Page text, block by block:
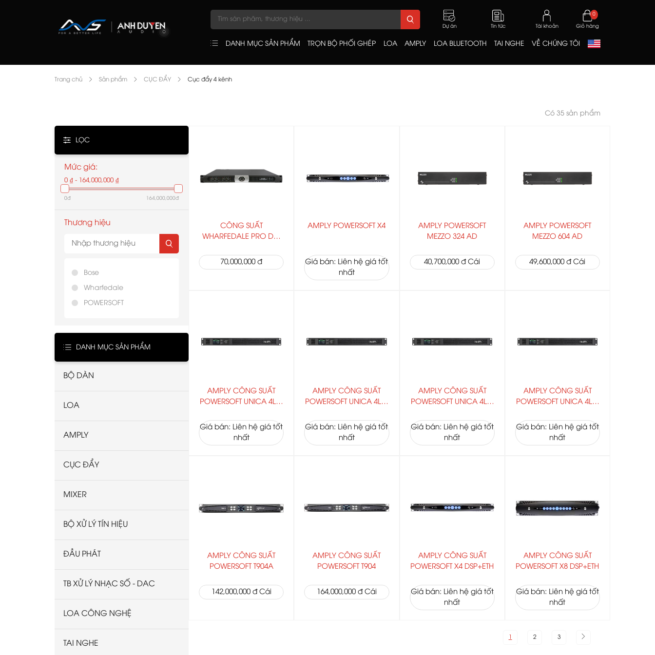
Dự án Tin tức Tài khoản Giỏ hàng
0
DANH MỤC SẢN PHẨM TRỌN BỘ PHỐI GHÉP LOA AMPLY LOA BLUETOOTH TAI NGHE VỀ CHÚNG TÔI
Trang chủ Sản phẩm CỤC ĐẨY Cục đẩy 4 kênh
LỌC
Mức giá:
0 ₫ - 164,000,000 ₫
0đ 164,000,000đ
Thương hiệu
Bose
Wharfedale
POWERSOFT
DANH MỤC SẢN PHẨM
BỘ DÀN
LOA
AMPLY
CỤC ĐẨY
MIXER
BỘ XỬ LÝ TÍN HIỆU
ĐẦU PHÁT
TB XỬ LÝ NHẠC SỐ - DAC
LOA CÔNG NGHỆ
TAI NGHE
Có 35 sản phẩm
CÔNG SUẤT
WHARFEDALE PRO DP-
70,000,000 đ
AMPLY POWERSOFT X4
Giá bán: Liên hệ giá tốt
nhất
AMPLY POWERSOFT
MEZZO 324 AD
40,700,000 đ Cái
AMPLY POWERSOFT
MEZZO 604 AD
49,600,000 đ Cái
AMPLY CÔNG SUẤT
POWERSOFT UNICA 4L |
Giá bán: Liên hệ giá tốt
nhất
AMPLY CÔNG SUẤT
POWERSOFT UNICA 4L |
Giá bán: Liên hệ giá tốt
nhất
AMPLY CÔNG SUẤT
POWERSOFT UNICA 4L |
Giá bán: Liên hệ giá tốt
nhất
AMPLY CÔNG SUẤT
POWERSOFT UNICA 4L |
Giá bán: Liên hệ giá tốt
nhất
AMPLY CÔNG SUẤT
POWERSOFT T904A
142,000,000 đ Cái
AMPLY CÔNG SUẤT
POWERSOFT T904
164,000,000 đ Cái
AMPLY CÔNG SUẤT
POWERSOFT X4 DSP+ETH
Giá bán: Liên hệ giá tốt
nhất
AMPLY CÔNG SUẤT
POWERSOFT X8 DSP+ETH
Giá bán: Liên hệ giá tốt
nhất
2 3